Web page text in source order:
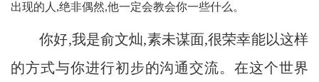
g
t
出现的人,绝非偶然,他一定会教会你一些什么。
你好,我是俞文灿,素未谋面,很荣幸能以这样
的方式与你进行初步的沟通交流。在这个世界